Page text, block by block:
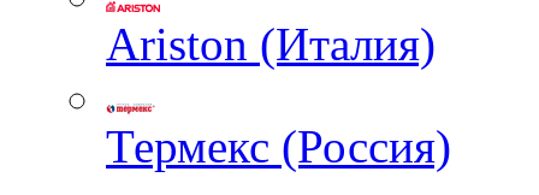
Ariston (Италия)
Термекс (Россия)